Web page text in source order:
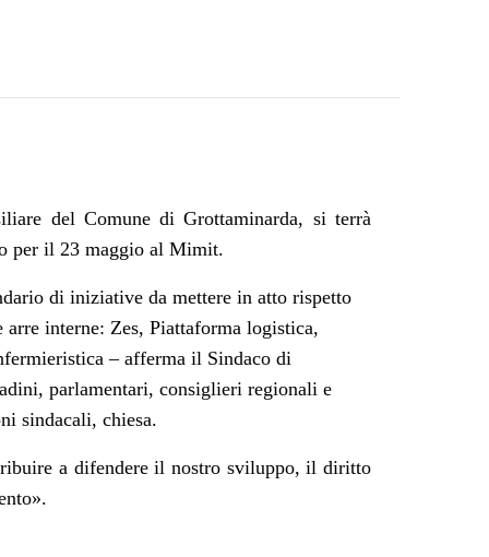
del Comune di Grottaminarda, si terrà
per il 23 maggio al Mimit.
di iniziative da mettere in atto rispetto
arre interne: Zes, Piattaforma logistica,
– afferma il Sindaco di
parlamentari, consiglieri regionali e
sindacali, chiesa.
a difendere il nostro sviluppo, il diritto
».